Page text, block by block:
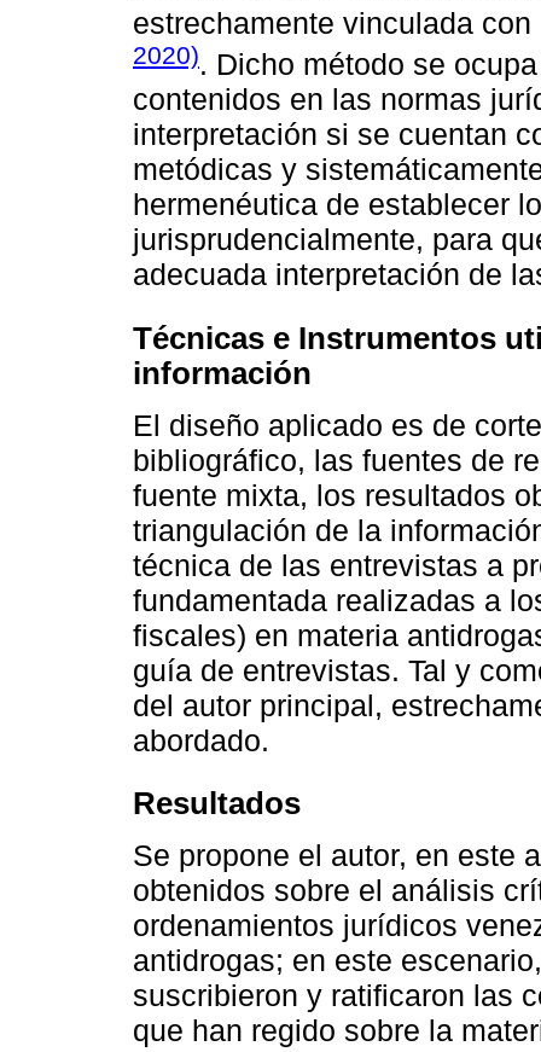
estrechamente vinculada
2020). Dicho método se
contenidos en las normas
interpretación si se cuentan
metódicas y
hermenéutica de establecer
jurisprudencialmente, para
adecuada interpretación de
Técnicas e Instrumentos
información
El diseño aplicado es de
bibliográfico, las fuentes de
fuente mixta, los resultados
triangulación de la
técnica de las entrevistas a
fundamentada realizadas a
fiscales) en materia
guía de entrevistas. Tal y
del autor principal,
abordado.
Resultados
Se propone el autor, en este
obtenidos sobre el análisis
ordenamientos jurídicos
antidrogas; en este
suscribieron y ratificaron las
que han regido sobre la